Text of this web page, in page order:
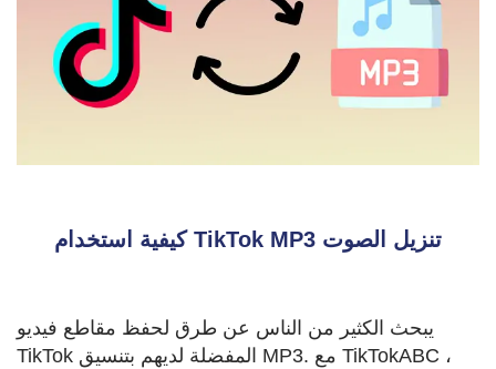
كيفية استخدام TikTok MP3 تنزيل الصوت
يبحث الكثير من الناس عن طرق لحفظ مقاطع فيديو
TikTok المفضلة لديهم بتنسيق MP3. مع TikTokABC ،